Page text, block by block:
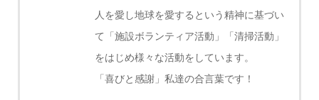
人を愛し地球を愛するという精神に基づい
て「施設ボランティア活動」「清掃活動」
をはじめ様々な活動をしています。
「喜びと感謝」私達の合言葉です！